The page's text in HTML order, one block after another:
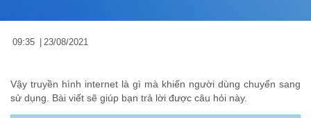
09:35 23/08/2021
Vậy truyền hình internet là gì mà khiến người dùng chuyển sang
sử dụng. Bài viết sẽ giúp bạn trả lời được câu hỏi này.